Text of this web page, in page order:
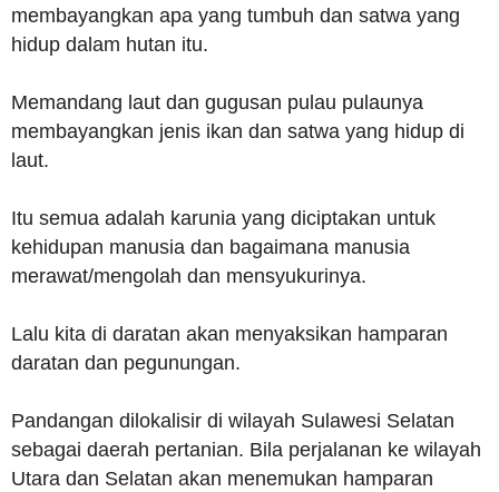
membayangkan apa yang tumbuh dan satwa yang
hidup dalam hutan itu.
Memandang laut dan gugusan pulau pulaunya
membayangkan jenis ikan dan satwa yang hidup di
laut.
Itu semua adalah karunia yang diciptakan untuk
kehidupan manusia dan bagaimana manusia
merawat/mengolah dan mensyukurinya.
Lalu kita di daratan akan menyaksikan hamparan
daratan dan pegunungan.
Pandangan dilokalisir di wilayah Sulawesi Selatan
sebagai daerah pertanian. Bila perjalanan ke wilayah
Utara dan Selatan akan menemukan hamparan